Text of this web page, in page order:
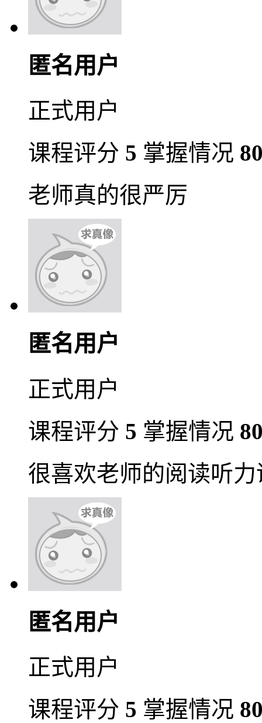
匿名用户
正式用户
课程评分 5 掌握情况
老师真的很严厉
匿名用户
正式用户
课程评分 5 掌握情况
很喜欢老师的阅读听力
匿名用户
正式用户
课程评分 5 掌握情况